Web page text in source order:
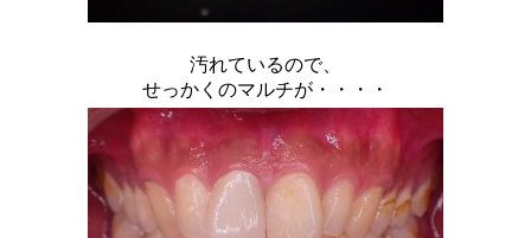
汚れているので、
せっかくのマルチが・・・・